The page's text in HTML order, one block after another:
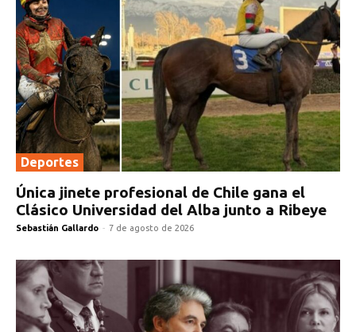
Deportes
Única jinete profesional de Chile gana el
Clásico Universidad del Alba junto a Ribeye
Sebastián Gallardo - 7 de agosto de 2026